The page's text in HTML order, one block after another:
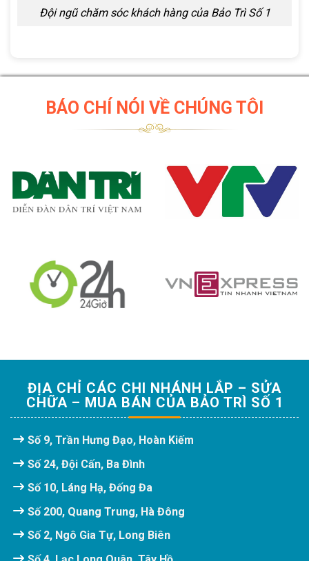
Đội ngũ chăm sóc khách hàng của Bảo Trì Số 1
BÁO CHÍ NÓI VỀ CHÚNG TÔI
ĐỊA CHỈ CÁC CHI NHÁNH LẮP – SỬA
CHỮA – MUA BÁN CỦA BẢO TRÌ SỐ 1
Số 9, Trần Hưng Đạo, Hoàn Kiếm
Số 24, Đội Cấn, Ba Đình
Số 10, Láng Hạ, Đống Đa
Số 200, Quang Trung, Hà Đông
Số 2, Ngô Gia Tự, Long Biên